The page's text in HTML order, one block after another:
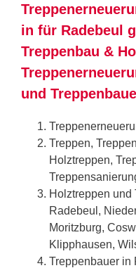
in für Radebeul
Treppenbau &
und
Treppen,
Holztreppen,
Holztreppen und
Radebeul,
Moritzburg,
Klipphausen,
Treppenbauer in